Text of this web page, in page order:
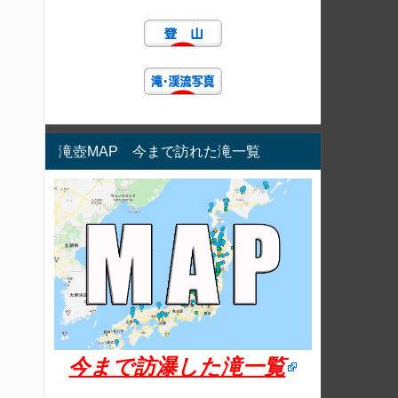
滝壺MAP 今まで訪れた滝一覧
今まで訪瀑した滝一覧